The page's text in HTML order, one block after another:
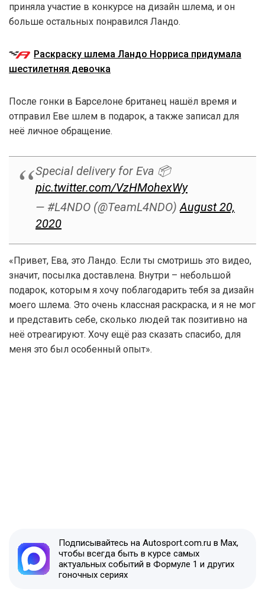
приняла участие в конкурсе на дизайн шлема, и он
больше остальных понравился Ландо.
Раскраску шлема Ландо Норриса придумала
шестилетняя девочка
После гонки в Барселоне британец нашёл время и
отправил Еве шлем в подарок, а также записал для
неё личное обращение.
Special delivery for Eva 📦
pic.twitter.com/VzHMohexWy
— #L4NDO (@TeamL4NDO) August 20,
2020
«Привет, Ева, это Ландо. Если ты смотришь это видео,
значит, посылка доставлена. Внутри – небольшой
подарок, которым я хочу поблагодарить тебя за дизайн
моего шлема. Это очень классная раскраска, и я не мог
и представить себе, сколько людей так позитивно на
неё отреагируют. Хочу ещё раз сказать спасибо, для
меня это был особенный опыт».
Подписывайтесь на Autosport.com.ru в Max,
чтобы всегда быть в курсе самых
актуальных событий в Формуле 1 и других
гоночных сериях